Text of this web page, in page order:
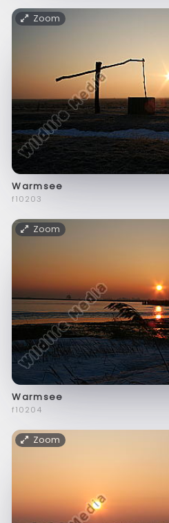
Zoom
Warmsee
f10203
Zoom
Warmsee
f10204
Zoom